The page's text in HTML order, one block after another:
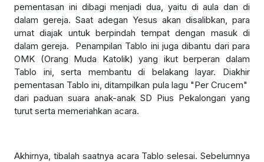
pementasan ini dibagi menjadi dua, yaitu di aula dan di
dalam gereja. Saat adegan Yesus akan disalibkan, para
umat diajak untuk berpindah tempat dengan masuk di
dalam gereja. Penampilan Tablo ini juga dibantu dari para
OMK (Orang Muda Katolik) yang ikut berperan dalam
Tablo ini, serta membantu di belakang layar. Diakhir
pementasan Tablo ini, ditampilkan pula lagu "Per Crucem"
dari paduan suara anak-anak SD Pius Pekalongan yang
turut serta memeriahkan acara.
Akhirnya, tibalah saatnya acara Tablo selesai. Sebelumnya